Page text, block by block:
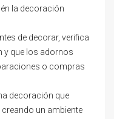
la decoración
de decorar, verifica
y que los adornos
o compras
decoración que
un ambiente